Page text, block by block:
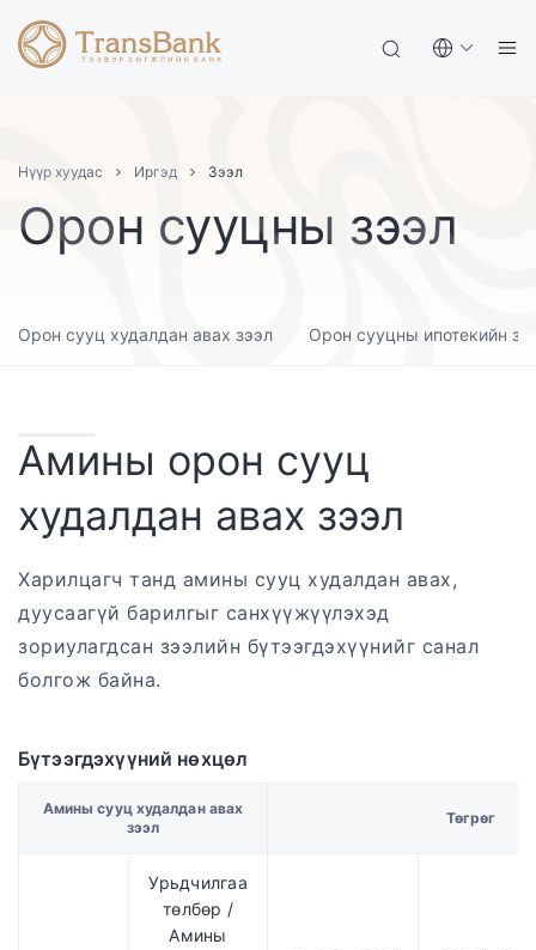
Нүүр хуудас Иргэд Зээл
Орон сууцны зээл
Орон сууц худалдан авах зээл Орон сууцны ипотекийн
Амины орон сууц
худалдан авах зээл
Харилцагч танд амины сууц худалдан авах,
дуусаагүй барилгыг санхүүжүүлэхэд
зориулагдсан зээлийн бүтээгдэхүүнийг санал
болгож байна.
Бүтээгдэхүүний нөхцөл
Амины сууц худалдан авах
зээл
Төгрөг
Урьдчилгаа
төлбөр /
Амины